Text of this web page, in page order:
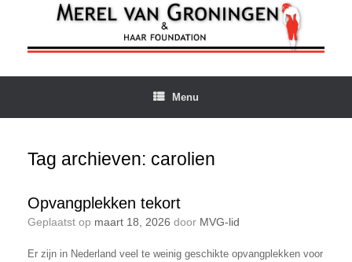
inhoud
Menu
Tag archieven: carolien
Opvangplekken tekort
Geplaatst op maart 18, 2026 door MVG-lid
Er zijn in Nederland veel te weinig geschikte opvangplekken voor